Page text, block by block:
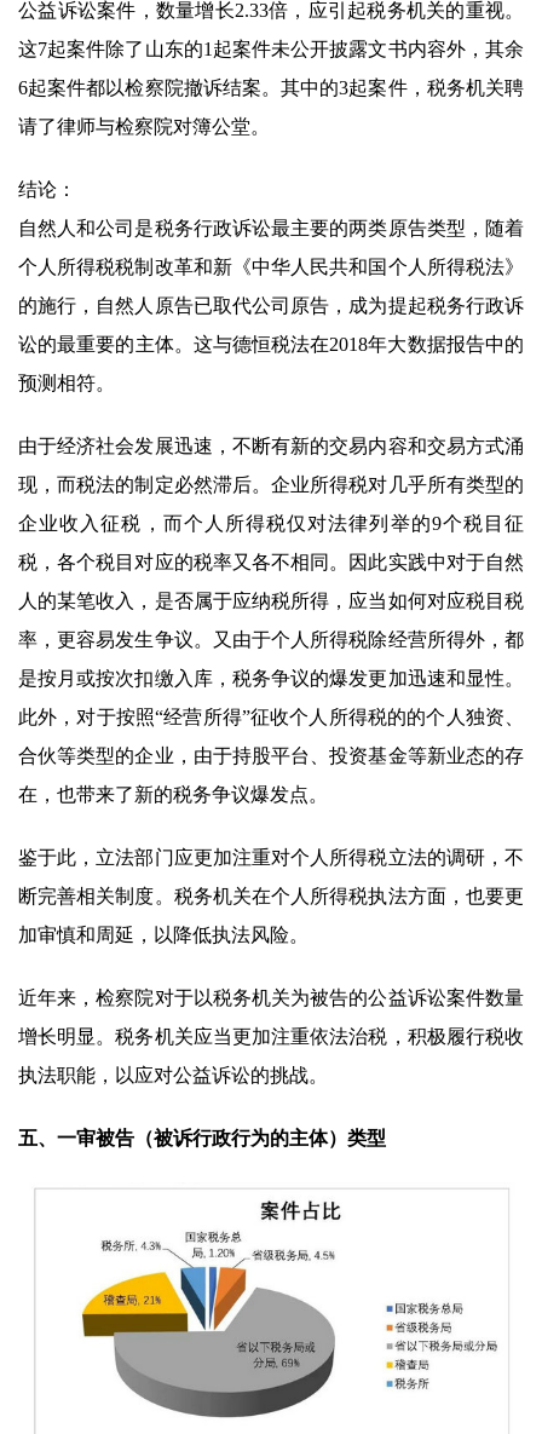
公益诉讼案件，数量增长2.33倍，应引起税务机关的重视。
这7起案件除了山东的1起案件未公开披露文书内容外，其余
6起案件都以检察院撤诉结案。其中的3起案件，税务机关聘
请了律师与检察院对簿公堂。
结论：
自然人和公司是税务行政诉讼最主要的两类原告类型，随着
个人所得税税制改革和新《中华人民共和国个人所得税法》
的施行，自然人原告已取代公司原告，成为提起税务行政诉
讼的最重要的主体。这与德恒税法在2018年大数据报告中的
预测相符。
由于经济社会发展迅速，不断有新的交易内容和交易方式涌
现，而税法的制定必然滞后。企业所得税对几乎所有类型的
企业收入征税，而个人所得税仅对法律列举的9个税目征
税，各个税目对应的税率又各不相同。因此实践中对于自然
人的某笔收入，是否属于应纳税所得，应当如何对应税目税
率，更容易发生争议。又由于个人所得税除经营所得外，都
是按月或按次扣缴入库，税务争议的爆发更加迅速和显性。
此外，对于按照“经营所得”征收个人所得税的的个人独资、
合伙等类型的企业，由于持股平台、投资基金等新业态的存
在，也带来了新的税务争议爆发点。
鉴于此，立法部门应更加注重对个人所得税立法的调研，不
断完善相关制度。税务机关在个人所得税执法方面，也要更
加审慎和周延，以降低执法风险。
近年来，检察院对于以税务机关为被告的公益诉讼案件数量
增长明显。税务机关应当更加注重依法治税，积极履行税收
执法职能，以应对公益诉讼的挑战。
五、一审被告（被诉行政行为的主体）类型